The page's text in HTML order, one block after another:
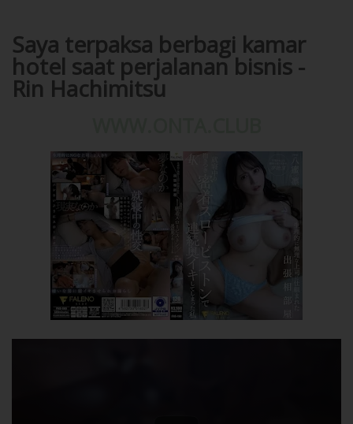
Saya terpaksa berbagi kamar
hotel saat perjalanan bisnis -
Rin Hachimitsu